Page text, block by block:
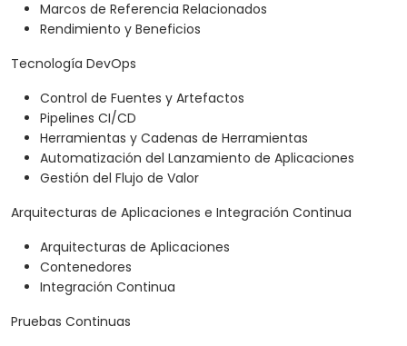
Marcos de Referencia Relacionados
Rendimiento y Beneficios
Tecnología DevOps
Control de Fuentes y Artefactos
Pipelines CI/CD
Herramientas y Cadenas de Herramientas
Automatización del Lanzamiento de Aplicaciones
Gestión del Flujo de Valor
Arquitecturas de Aplicaciones e Integración Continua
Arquitecturas de Aplicaciones
Contenedores
Integración Continua
Pruebas Continuas